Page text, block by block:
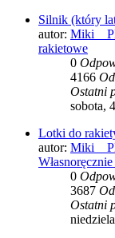
Silnik (który
autor:
rakietowe
0
4166
Ostatni
sobota,
Lotki do
autor:
0
3687
Ostatni